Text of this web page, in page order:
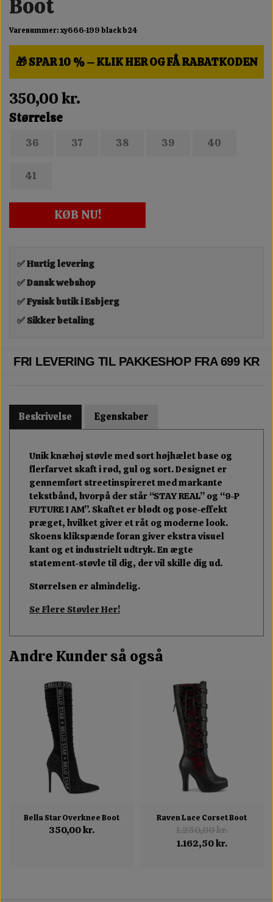
Boot
Varenummer: xy666-199 black b24
🎁 SPAR 10 % – KLIK HER OG FÅ RABATKODEN
350,00 kr.
Størrelse
36 37 38 39 40
41
KØB NU!
✅ Hurtig levering
✅ Dansk webshop
✅ Fysisk butik i Esbjerg
✅ Sikker betaling
FRI LEVERING TIL PAKKESHOP FRA 699 KR
Beskrivelse Egenskaber
Unik knæhøj støvle med sort højhælet base og
flerfarvet skaft i rød, gul og sort. Designet er
gennemført streetinspireret med markante
tekstbånd, hvorpå der står “STAY REAL” og “9-P
FUTURE I AM”. Skaftet er blødt og pose-effekt
præget, hvilket giver et råt og moderne look.
Skoens klikspænde foran giver ekstra visuel
kant og et industrielt udtryk. En ægte
statement-støvle til dig, der vil skille dig ud.
Størrelsen er almindelig.
Se Flere Støvler Her!
Andre Kunder så også
Bella Star Overknee Boot
350,00 kr.
Raven Lace Corset Boot
1.250,00 kr.
1.162,50 kr.